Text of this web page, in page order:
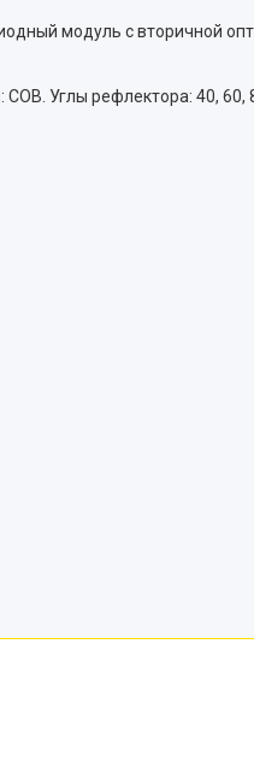
модуль с вторичной
Углы рефлектора: 40, 60,